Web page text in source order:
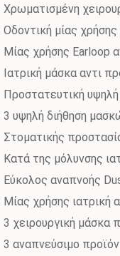
Χρωματισμένη
Οδοντική μίας
Μίας χρήσης Earloop
Ιατρική μάσκα αντι
Προστατευτική
3 υψηλή διήθηση
Στοματικής
Κατά της μόλυνσης
Εύκολος αναπνοής
Μίας χρήσης ιατρική
3 χειρουργική
3 αναπνεύσιμο